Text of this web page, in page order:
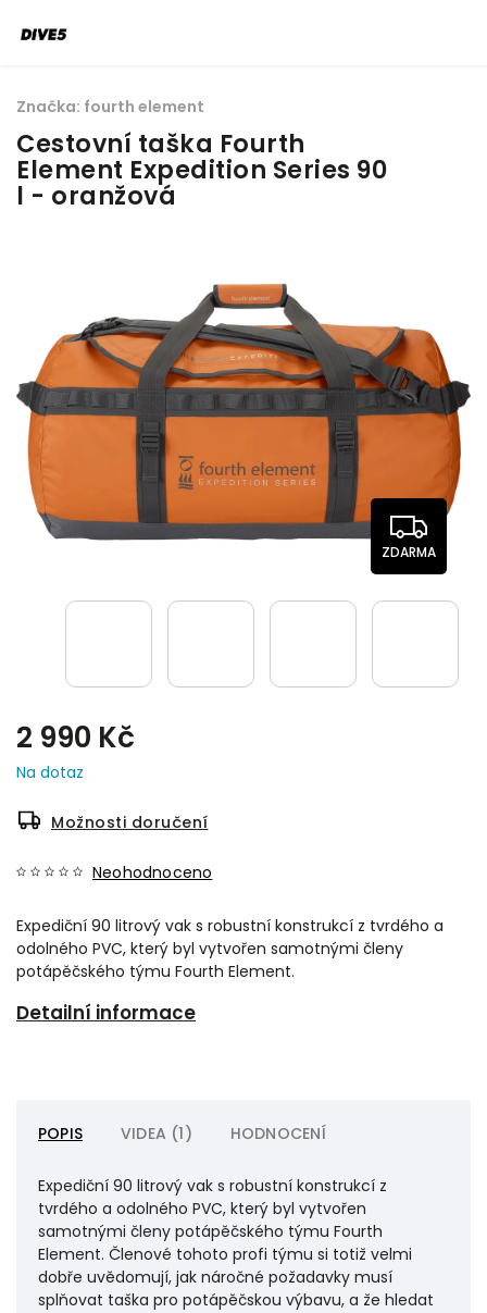
Cestovní taška Fourth
Element Expedition Series 90
l - oranžová
ZDARMA
2 990 Kč
Na dotaz
Možnosti doručení
Neohodnoceno
Expediční 90 litrový vak s robustní konstrukcí z tvrdého a
odolného PVC, který byl vytvořen samotnými členy
potápěčského týmu Fourth Element.
Detailní informace
Značka: fourth element
POPIS VIDEA (1) HODNOCENÍ
Expediční 90 litrový vak s robustní konstrukcí z
tvrdého a odolného PVC, který byl vytvořen
samotnými členy potápěčského týmu Fourth
Element. Členové tohoto profi týmu si totiž velmi
dobře uvědomují, jak náročné požadavky musí
splňovat taška pro potápěčskou výbavu, a že hledat